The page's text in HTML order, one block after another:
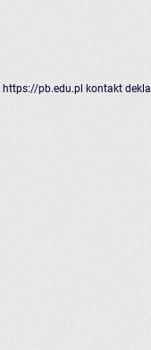
https://pb.edu.pl kontakt